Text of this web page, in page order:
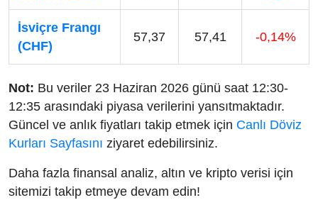
İsviçre Frangı
(CHF)
57,37 57,41 -0,14%
Not: Bu veriler 23 Haziran 2026 günü saat 12:30-
12:35 arasındaki piyasa verilerini yansıtmaktadır.
Güncel ve anlık fiyatları takip etmek için Canlı Döviz
Kurları Sayfasını ziyaret edebilirsiniz.
Daha fazla finansal analiz, altın ve kripto verisi için
sitemizi takip etmeye devam edin!